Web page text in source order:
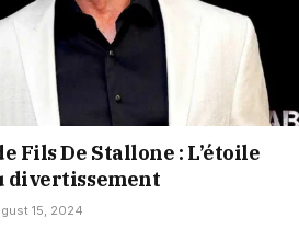
Fils De Stallone : L’étoile
divertissement
15, 2024